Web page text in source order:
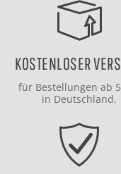
KOSTENLOSER
für Bestellungen ab
in Deutschland.